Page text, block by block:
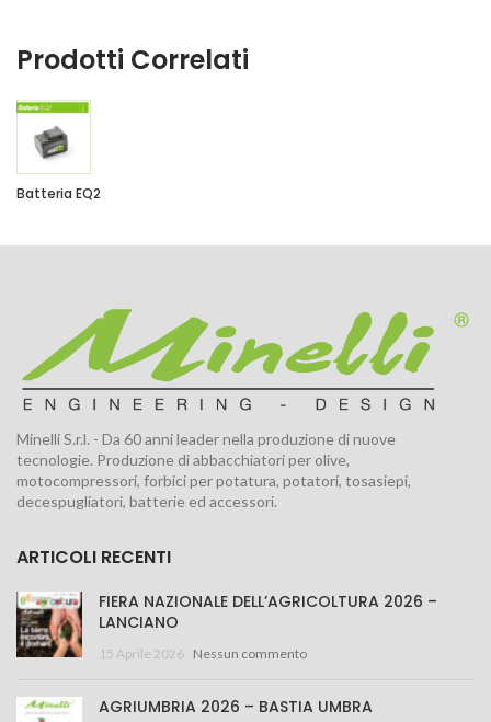
Prodotti Correlati
Batteria EQ2
Minelli S.r.l. - Da 60 anni leader nella produzione di nuove
tecnologie. Produzione di abbacchiatori per olive,
motocompressori, forbici per potatura, potatori, tosasiepi,
decespugliatori, batterie ed accessori.
ARTICOLI RECENTI
FIERA NAZIONALE DELL’AGRICOLTURA 2026 –
LANCIANO
15 Aprile 2026 Nessun commento
AGRIUMBRIA 2026 – BASTIA UMBRA